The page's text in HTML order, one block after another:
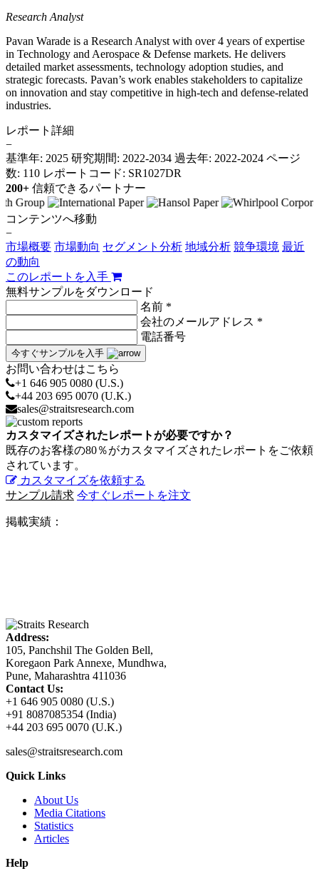
Research Analyst
Pavan Warade is a Research Analyst with over 4 years of expertise
in Technology and Aerospace & Defense markets. He delivers
detailed market assessments, technology adoption studies, and
strategic forecasts. Pavan’s work enables stakeholders to capitalize
on innovation and stay competitive in high-tech and defense-related
industries.
レポート詳細
−
基準年: 2025 研究期間: 2022-2034 過去年: 2022-2024 ページ
数: 110 レポートコード: SR1027DR
200+ 信頼できるパートナー
コンテンツへ移動
−
市場概要 市場動向 セグメント分析 地域分析 競争環境 最近
の動向
このレポートを入手
無料サンプルをダウンロード
名前 *
会社のメールアドレス *
電話番号
今すぐサンプルを入手
お問い合わせはこちら
+1 646 905 0080 (U.S.)
+44 203 695 0070 (U.K.)
sales@straitsresearch.com
カスタマイズされたレポートが必要ですか？
既存のお客様の80％がカスタマイズされたレポートをご依頼
されています。
カスタマイズを依頼する
サンプル請求 今すぐレポートを注文
掲載実績：
Address:
105, Panchshil The Golden Bell,
Koregaon Park Annexe, Mundhwa,
Pune, Maharashtra 411036
Contact Us:
+1 646 905 0080 (U.S.)
+91 8087085354 (India)
+44 203 695 0070 (U.K.)
sales@straitsresearch.com
Quick Links
About Us
Media Citations
Statistics
Articles
Help